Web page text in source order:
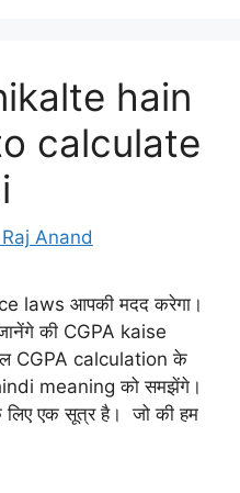
hain
calculate
Anand
laws आपकी मदद करेगा।
की CGPA kaise
CGPA calculation के
meaning को समझेंगे।
एक सूत्र है। जो की हम